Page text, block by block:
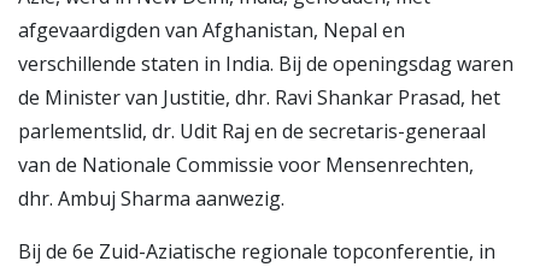
afgevaardigden van Afghanistan, Nepal en
verschillende staten in India. Bij de openingsdag waren
de Minister van Justitie, dhr. Ravi Shankar Prasad, het
parlementslid, dr. Udit Raj en de secretaris-generaal
van de Nationale Commissie voor Mensenrechten,
dhr. Ambuj Sharma aanwezig.
Bij de 6e Zuid-Aziatische regionale topconferentie, in